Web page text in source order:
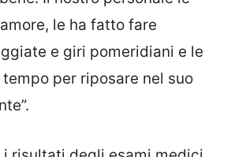
le ha fatto fare
e giri pomeridiani e le
per riposare nel suo